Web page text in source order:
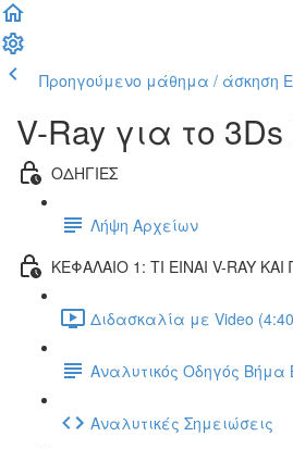
Προηγούμενο μάθημα / άσκηση
V-Ray για το
ΟΔΗΓΙΕΣ
Λήψη Αρχείων
ΚΕΦΑΛΑΙΟ 1: ΤΙ ΕΙΝΑΙ V-RAY
Διδασκαλία με Video
Αναλυτικός Οδηγός Βήμα
Αναλυτικές Σημειώσεις